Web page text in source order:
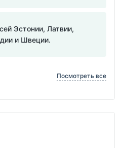
Эстонии, Латвии,
и Швеции.
Посмотреть все